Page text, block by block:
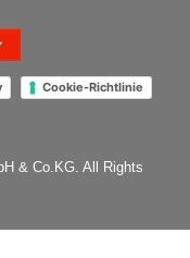
Cookie-Richtlinie
& Co.KG. All Rights